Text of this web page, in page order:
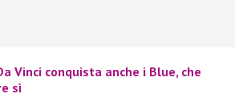
Vinci conquista anche i Blue, che
sì